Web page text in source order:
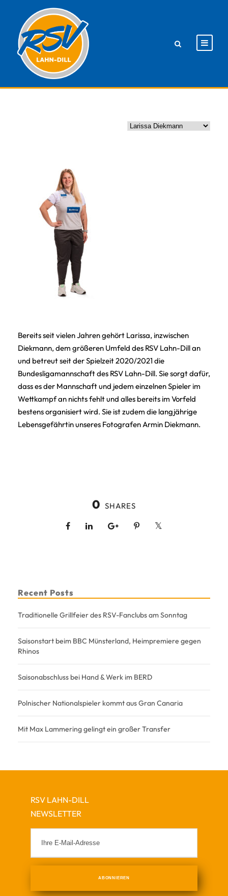
Bereits seit vielen Jahren gehört Larissa, inzwischen
Diekmann, dem größeren Umfeld des RSV Lahn-Dill an
und betreut seit der Spielzeit 2020/2021 die
Bundesligamannschaft des RSV Lahn-Dill. Sie sorgt dafür,
dass es der Mannschaft und jedem einzelnen Spieler im
Wettkampf an nichts fehlt und alles bereits im Vorfeld
bestens organisiert wird. Sie ist zudem die langjährige
Lebensgefährtin unseres Fotografen Armin Diekmann.
0 SHARES
Recent Posts
Traditionelle Grillfeier des RSV-Fanclubs am Sonntag
Saisonstart beim BBC Münsterland, Heimpremiere gegen
Rhinos
Saisonabschluss bei Hand & Werk im BERD
Polnischer Nationalspieler kommt aus Gran Canaria
Mit Max Lammering gelingt ein großer Transfer
RSV LAHN-DILL
NEWSLETTER